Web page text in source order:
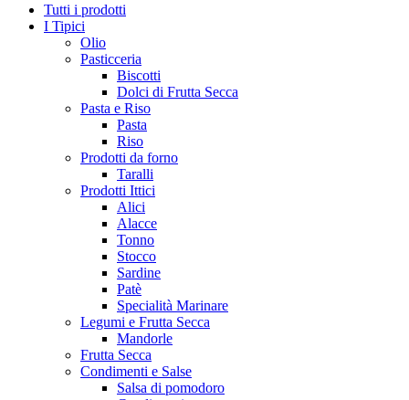
Tutti i prodotti
I Tipici
Olio
Pasticceria
Biscotti
Dolci di Frutta Secca
Pasta e Riso
Pasta
Riso
Prodotti da forno
Taralli
Prodotti Ittici
Alici
Alacce
Tonno
Stocco
Sardine
Patè
Specialità Marinare
Legumi e Frutta Secca
Mandorle
Frutta Secca
Condimenti e Salse
Salsa di pomodoro